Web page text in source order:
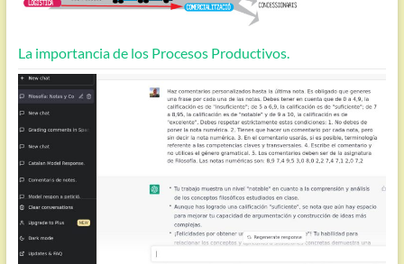
La importancia de los Procesos Productivos.